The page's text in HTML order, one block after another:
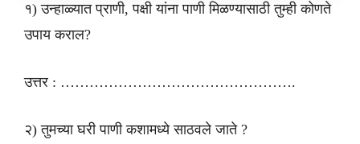
१) उन्हाळ्यात प्राणी, पक्षी यांना पाणी मिळण्यासाठी तुम्ही कोणते
उपाय कराल?
उत्तर : ………………………………………….
२) तुमच्या घरी पाणी कशामध्ये साठवले जाते ?